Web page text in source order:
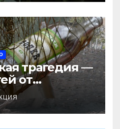
трагедия —
от